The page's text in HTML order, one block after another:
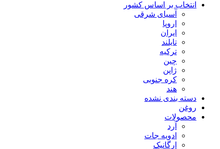
انتخاب بر اساس کشور
آسیای شرقی
اروپا
ایران
تایلند
ترکیه
چین
ژاپن
کره جنوبی
هند
دسته بندی نشده
روغن
محصولات
آرد
ادویه جات
ارگانیک